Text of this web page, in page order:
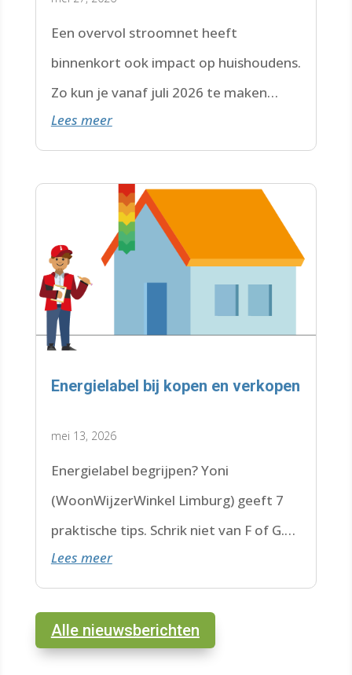
Een overvol stroomnet heeft
binnenkort ook impact op huishoudens.
Zo kun je vanaf juli 2026 te maken
krijgen met een wachtlijst.
Lees meer
Energielabel bij kopen en verkopen
mei 13, 2026
Energielabel begrijpen? Yoni
(WoonWijzerWinkel Limburg) geeft 7
praktische tips. Schrik niet van F of G.
Check de datum. Lees hier verder.
Lees meer
Alle nieuwsberichten